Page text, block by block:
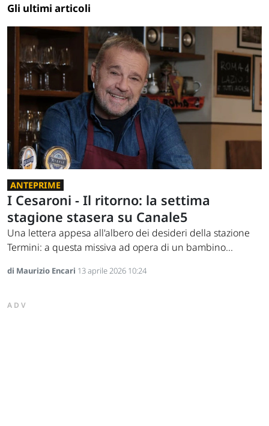
Gli ultimi articoli
ANTEPRIME
I Cesaroni - Il ritorno: la settima
stagione stasera su Canale5
Una lettera appesa all'albero dei desideri della stazione
Termini: a questa missiva ad opera di un bambino...
di Maurizio Encari 13 aprile 2026 10:24
ADV